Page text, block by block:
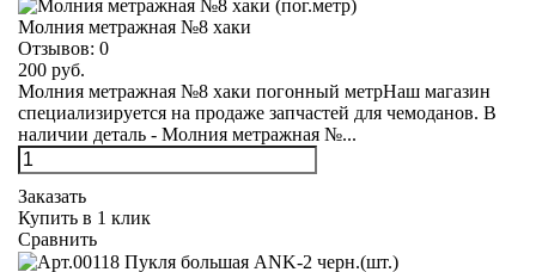
Молния метражная №8 хаки
Отзывов: 0
200 руб.
Молния метражная №8 хаки погонный метрНаш магазин
специализируется на продаже запчастей для чемоданов. В
наличии деталь - Молния метражная №...
Заказать
Купить в 1 клик
Сравнить